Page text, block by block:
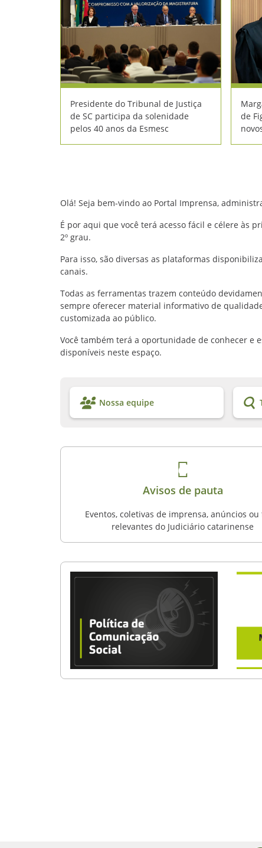
Presidente do Tribunal de Justiça
de SC participa da solenidade
pelos 40 anos da Esmesc
de
Olá! Seja bem-vindo ao Portal Imprensa,
É por aqui que você terá acesso fácil e célere às
2º grau.
Para isso, são diversas as plataformas
canais.
Todas as ferramentas trazem conteúdo
sempre oferecer material informativo de
customizada ao público.
Você também terá a oportunidade de conhecer e
disponíveis neste espaço.
Nossa equipe
Avisos de pauta
Eventos, coletivas de imprensa, anúncios ou
relevantes do Judiciário catarinense